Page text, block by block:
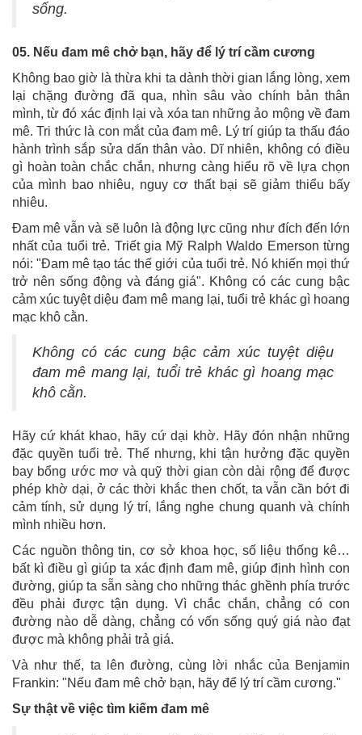
sống.
05. Nếu đam mê chở bạn, hãy để lý trí cầm cương
Không bao giờ là thừa khi ta dành thời gian lắng lòng, xem
lại chặng đường đã qua, nhìn sâu vào chính bản thân
mình, từ đó xác định lại và xóa tan những ảo mộng về đam
mê. Tri thức là con mắt của đam mê. Lý trí giúp ta thấu đáo
hành trình sắp sửa dấn thân vào. Dĩ nhiên, không có điều
gì hoàn toàn chắc chắn, nhưng càng hiểu rõ về lựa chọn
của mình bao nhiêu, nguy cơ thất bại sẽ giảm thiểu bấy
nhiêu.
Đam mê vẫn và sẽ luôn là động lực cũng như đích đến lớn
nhất của tuổi trẻ. Triết gia Mỹ Ralph Waldo Emerson từng
nói: "Đam mê tạo tác thế giới của tuổi trẻ. Nó khiến mọi thứ
trở nên sống động và đáng giá". Không có các cung bậc
cảm xúc tuyệt diệu đam mê mang lại, tuổi trẻ khác gì hoang
mạc khô cằn.
Không có các cung bậc cảm xúc tuyệt diệu
đam mê mang lại, tuổi trẻ khác gì hoang mạc
khô cằn.
Hãy cứ khát khao, hãy cứ dại khờ. Hãy đón nhận những
đặc quyền tuổi trẻ. Thế nhưng, khi tận hưởng đặc quyền
bay bổng ước mơ và quỹ thời gian còn dài rộng để được
phép khờ dại, ở các thời khắc then chốt, ta vẫn cần bớt đi
cảm tính, sử dụng lý trí, lắng nghe chung quanh và chính
mình nhiều hơn.
Các nguồn thông tin, cơ sở khoa học, số liệu thống kê…
bất kì điều gì giúp ta xác định đam mê, giúp định hình con
đường, giúp ta sẵn sàng cho những thác ghềnh phía trước
đều phải được tận dụng. Vì chắc chắn, chẳng có con
đường nào dễ dàng, chẳng có vốn sống quý giá nào đạt
được mà không phải trả giá.
Và như thế, ta lên đường, cùng lời nhắc của Benjamin
Frankin: "Nếu đam mê chở bạn, hãy để lý trí cầm cương."
Sự thật về việc tìm kiếm đam mê